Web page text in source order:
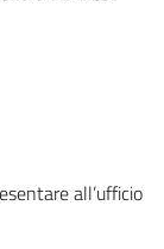
all’ufficio